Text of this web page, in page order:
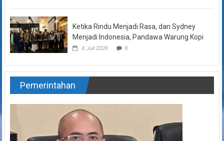
Ketika Rindu Menjadi Rasa, dan Sydney
Menjadi Indonesia, Pandawa Warung Kopi
6 Juli 2026 0
Pemerintahan